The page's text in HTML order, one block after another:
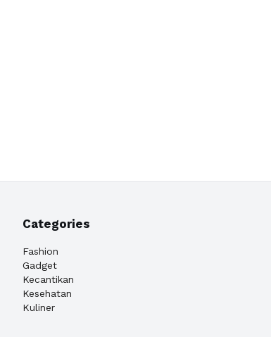
Categories
Fashion
Gadget
Kecantikan
Kesehatan
Kuliner